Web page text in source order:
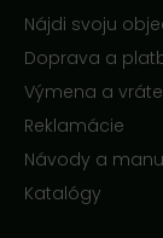
Nájdi svoju
Doprava a
Výmena a
Reklamácie
Návody a
Katalógy